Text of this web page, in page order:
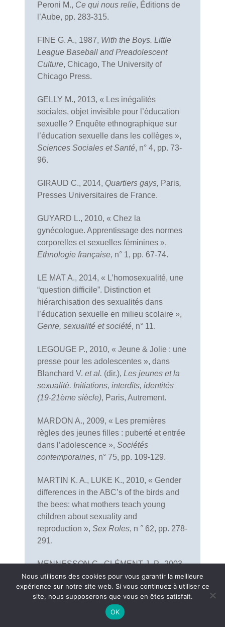
Peroni M., Ce qui nous relie, Éditions de
l’Aube, pp. 283-315.
FINE G. A., 1987, With the Boys. Little
League Baseball and Preadolescent
Culture, Chicago, The University of
Chicago Press.
GELLY M., 2013, « Les inégalités
sociales, objet invisible pour l’éducation
sexuelle ? Enquête ethnographique sur
l’éducation sexuelle dans les collèges »,
Sciences Sociales et Santé, n° 4, pp. 73-
96.
GIRAUD C., 2014, Quartiers gays, Paris,
Presses Universitaires de France.
GUYARD L., 2010, « Chez la
gynécologue. Apprentissage des normes
corporelles et sexuelles féminines »,
Ethnologie française, n° 1, pp. 67-74.
LE MAT A., 2014, « L’homosexualité, une
“question difficile”. Distinction et
hiérarchisation des sexualités dans
l’éducation sexuelle en milieu scolaire »,
Genre, sexualité et société, n° 11.
LEGOUGE P., 2010, « Jeune & Jolie : une
presse pour les adolescentes », dans
Blanchard V. et al. (dir.), Les jeunes et la
sexualité. Initiations, interdits, identités
(19-21ème siècle), Paris, Autrement.
MARDON A., 2009, « Les premières
règles des jeunes filles : puberté et entrée
dans l’adolescence », Sociétés
contemporaines, n° 75, pp. 109-129.
MARTIN K. A., LUKE K., 2010, « Gender
differences in the ABC’s of the birds and
the bees: what mothers teach young
children about sexuality and
reproduction », Sex Roles, n ° 62, pp. 278-
291.
MENNESSON C., CLÉMENT J.-P., 2003,
“Homosociability and homosexuality. The
cased of soccer played by women”,
International review for the sociology of
, n° 38, pp. 311-330.
Nous utilisons des cookies pour vous garantir la meilleure
expérience sur notre site web. Si vous continuez à utiliser ce
site, nous supposerons que vous en êtes satisfait.
OK